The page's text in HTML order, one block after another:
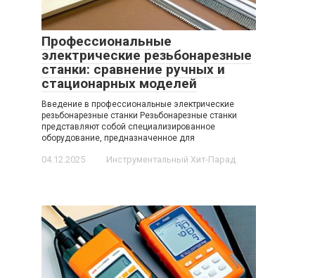
Профессиональные
электрические резьбонарезные
станки: сравнение ручных и
стационарных моделей
Введение в професcиональные электрические
резьбонарезные станки Резьбонарезные станки
представляют собой специализированное
оборудование, предназначенное для
04.12.2025 Инструментальный Хит-Парад